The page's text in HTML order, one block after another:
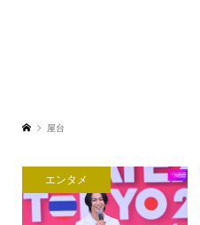
屋台
エンタメ